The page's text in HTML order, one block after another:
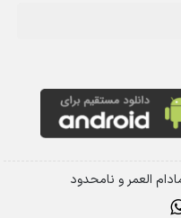
العمر و نامحدود